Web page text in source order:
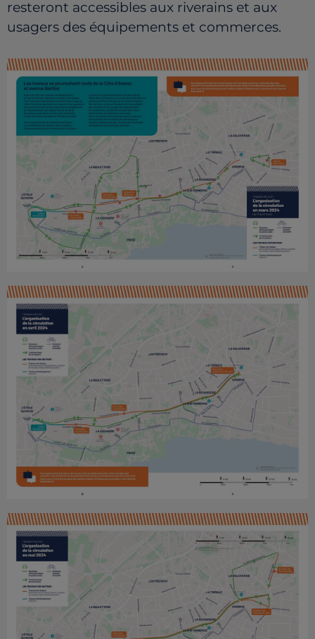
resteront accessibles aux riverains et aux
usagers des équipements et commerces.